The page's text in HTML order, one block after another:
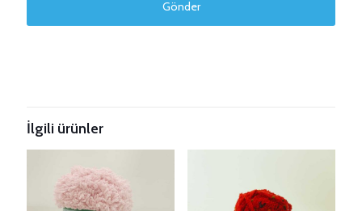
İlgili ürünler